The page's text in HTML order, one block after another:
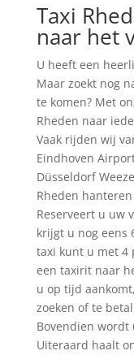
Taxi
naar het
U heeft een
Maar zoekt nog
te komen? Met
Rheden naar
Vaak rijden wij
Eindhoven
Düsseldorf
Rheden
Reserveert u uw
krijgt u nog eens
taxi kunt u met 4
een taxirit naar
u op tijd
zoeken of te
Bovendien wordt
Uiteraard haalt